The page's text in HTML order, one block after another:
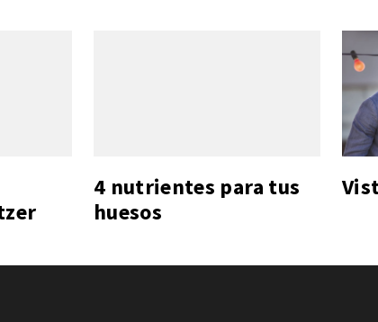
4 nutrientes para tus
huesos